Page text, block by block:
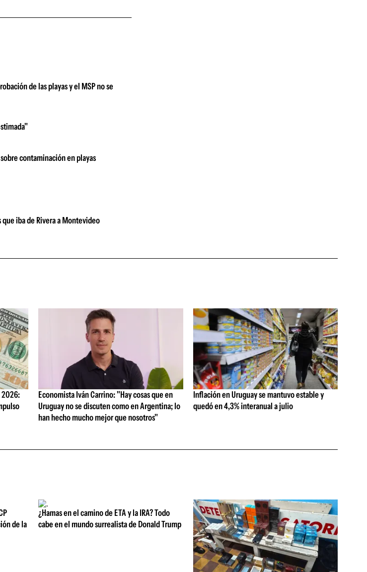
de las playas y el MSP no se
contaminación en playas
iba de Rivera a Montevideo
2026:
Economista Iván Carrino: "Hay cosas que en
Uruguay no se discuten como en Argentina; lo
han hecho mucho mejor que nosotros"
Inflación en Uruguay se mantuvo estable y
quedó en 4,3% interanual a julio
de la
¿Hamas en el camino de ETA y la IRA? Todo
cabe en el mundo surrealista de Donald Trump